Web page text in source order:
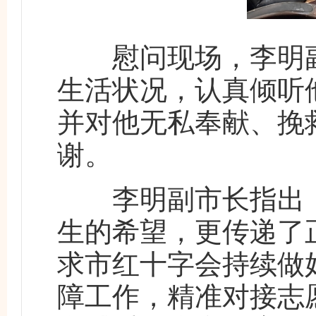
慰问现场，李明
生活状况，认真倾
并对他无私奉献、
谢。
李明副市长指出
生的希望，更传递
求市红十字会持续
障工作，精准对接